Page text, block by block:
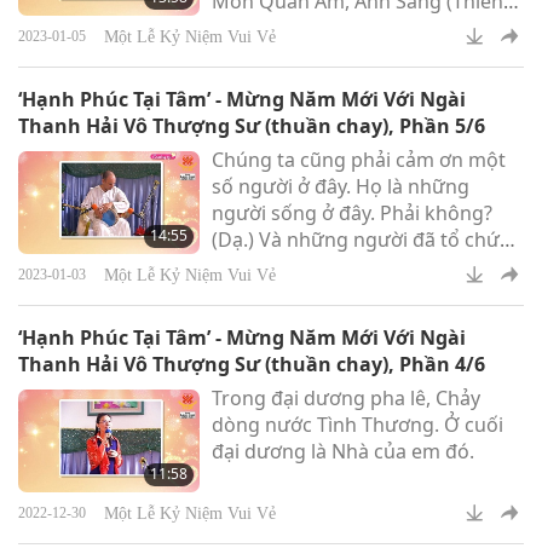
Đàng nội tại) và Âm Thanh (Thiên
2023-01-05 Một Lễ Kỷ Niệm Vui Vẻ
‘Hạnh Phúc Tại Tâm’ - Mừng Năm Mới Với Ngài
Thanh Hải Vô Thượng Sư (thuần chay), Phần 5/6
14:55
Chúng ta cũng phải cảm ơn một
số người ở đây. Họ là những
người sống ở đây. Phải không?
(Dạ.) Và những người đã tổ chức
tất cả các màn biểu diễn này.
2023-01-03 Một Lễ Kỷ Niệm Vui Vẻ
‘Hạnh Phúc Tại Tâm’ - Mừng Năm Mới Với Ngài
Thanh Hải Vô Thượng Sư (thuần chay), Phần 4/6
11:58
Trong đại dương pha lê, Chảy
dòng nước Tình Thương. Ở cuối
đại dương là Nhà của em đó.
2022-12-30 Một Lễ Kỷ Niệm Vui Vẻ